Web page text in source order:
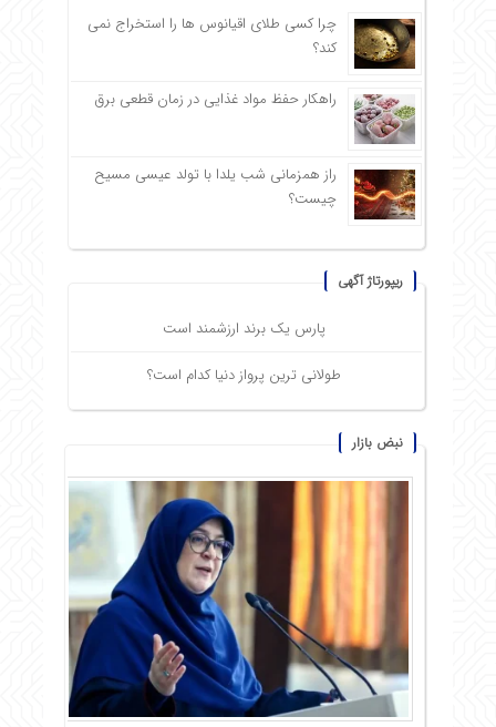
چرا کسی طلای اقیانوس ها را استخراج نمی
کند؟
راهکار حفظ مواد غذایی در زمان قطعی برق
راز همزمانی شب یلدا با تولد عیسی مسیح
چیست؟
ریپورتاژ آگهی
پارس یک برند ارزشمند است
طولانی ترین پرواز دنیا کدام است؟
نبض بازار